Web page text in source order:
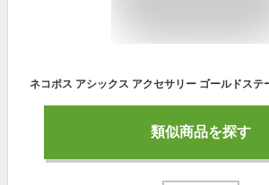
類似商品を探す